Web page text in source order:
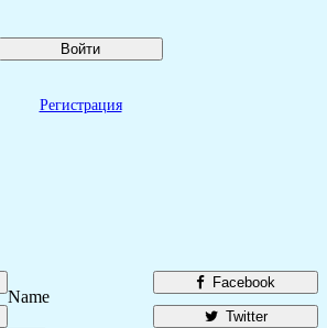
Войти
Регистрация
Facebook
Twitter
Name